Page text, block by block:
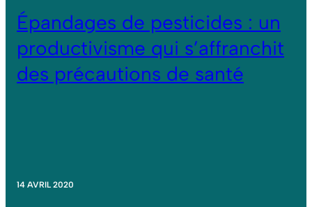
Épandages de pesticides : un
productivisme qui s’affranchit
des précautions de santé
14 AVRIL 2020